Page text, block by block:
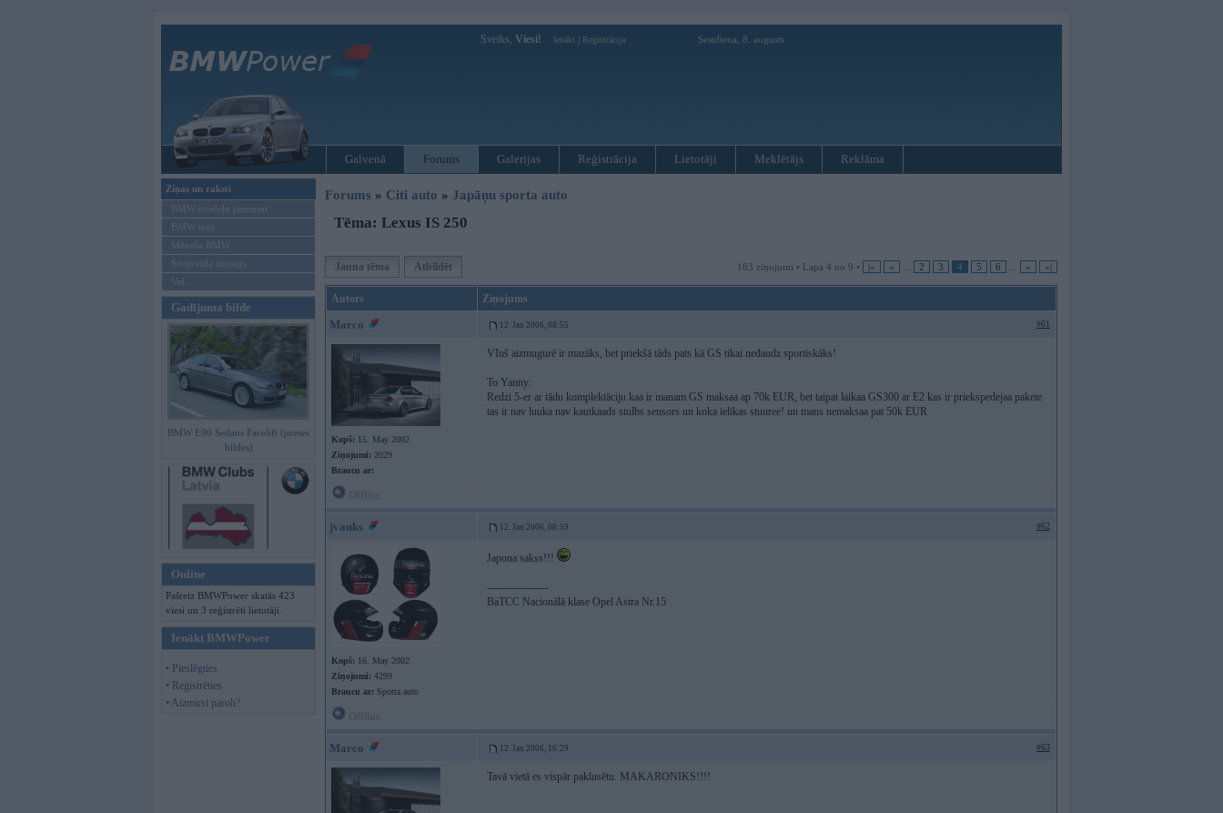
Sveiks, Viesi! Ienākt Reģistrācija Sestdiena, 8. augusts
Galvenā Forums Galerijas Reģistrācija Lietotāji Meklētājs Reklāma
Ziņas un raksti
BMW modeļu jaunumi
BMW testi
Mēneša BMW
Sērijveida tūnings
Vel...
Gadījuma bilde
BMW E90 Sedans Facelift (preses
bildes)
Online
Pašreiz BMWPower skatās 423
viesi un 3 reģistrēti lietotāji.
Ienākt BMWPower
• Pieslēgties
• Reģistrēties
• Aizmirsi paroli?
Forums » Citi auto » Japāņu sporta auto
Tēma: Lexus IS 250
Jauna tēma Atbildēt 163 ziņojumi • Lapa 4 no 9 • |« « 2 3 4 5 6 » »|
Autors Ziņojums
Marco 12. Jan 2006, 08:55 #61
Kopš: 15. May 2002
Ziņojumi: 2029
Braucu ar:
VInš aizmugurē ir mazāks, bet priekšā tāds pats kā GS tikai nedaudz sportiskāks!
To Yanny:
Redzi 5-er ar tādu komplektāciju kaa ir manam GS maksaa ap 70k EUR, bet taipat laikaa GS300 ar E2 kas ir priekspedejaa pakete
tas ir nav luuka nav kautkaads stulbs sensors un koka ielikas stuuree! un mans nemaksaa pat 50k EUR
jvanks 12. Jan 2006, 08:59 #62
Kopš: 16. May 2002
Ziņojumi: 4299
Braucu ar: Sporta auto
Japona sakss!!!
-----------------
BaTCC Nacionālā klase Opel Astra Nr.15
Marco 12. Jan 2006, 16:29 #63
Tavā vietā es vispār paklusētu. MAKARONIKS!!!!